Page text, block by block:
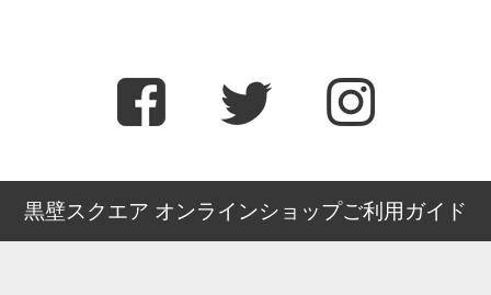
黒壁スクエア オンラインショップご利用ガイド